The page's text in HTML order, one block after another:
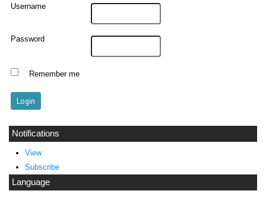
Username
Password
Remember me
Notifications
View
Subscribe
Language